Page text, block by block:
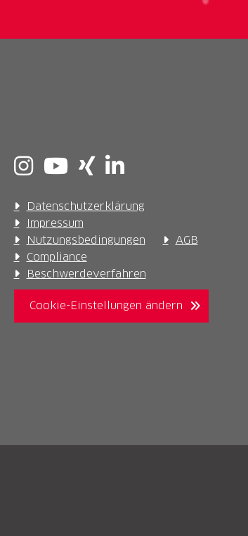
Datenschutzerklärung
Impressum
Nutzungsbedingungen
AGB
Compliance
Beschwerdeverfahren
Cookie-Einstellungen ändern